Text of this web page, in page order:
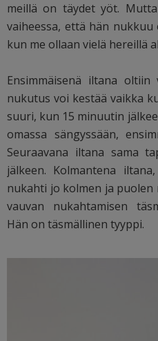
meillä on täydet yöt.
vaiheessa, että hän nukkuu
kun me ollaan vielä hereillä
Ensimmäisenä iltana
nukutus voi kestää vaikka
suuri, kun 15 minuutin
omassa sängyssään,
Seuraavana iltana sama
jälkeen. Kolmantena
nukahti jo kolmen ja
vauvan nukahtamisen
Hän on täsmällinen tyyppi.